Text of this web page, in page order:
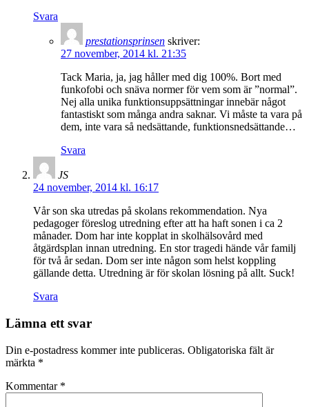
Svara
prestationsprinsen skriver:
27 november, 2014 kl. 21:35
Tack Maria, ja, jag håller med dig 100%. Bort med
funkofobi och snäva normer för vem som är ”normal”.
Nej alla unika funktionsuppsättningar innebär något
fantastiskt som många andra saknar. Vi måste ta vara på
dem, inte vara så nedsättande, funktionsnedsättande…
Svara
JS
24 november, 2014 kl. 16:17
Vår son ska utredas på skolans rekommendation. Nya
pedagoger föreslog utredning efter att ha haft sonen i ca 2
månader. Dom har inte kopplat in skolhälsovård med
åtgärdsplan innan utredning. En stor tragedi hände vår familj
för två år sedan. Dom ser inte någon som helst koppling
gällande detta. Utredning är för skolan lösning på allt. Suck!
Svara
Lämna ett svar
Din e-postadress kommer inte publiceras. Obligatoriska fält är
märkta *
Kommentar *